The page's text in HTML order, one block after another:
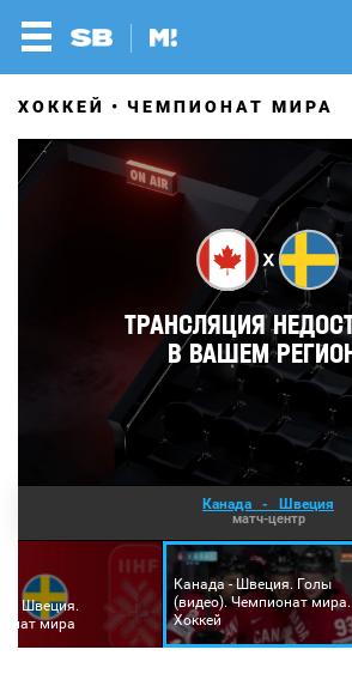
ХОККЕЙ ЧЕМПИОНАТ МИРА
Канада - Швеция
матч-центр
- Швеция.
мира
Канада - Швеция. Голы
(видео). Чемпионат мира.
Хоккей